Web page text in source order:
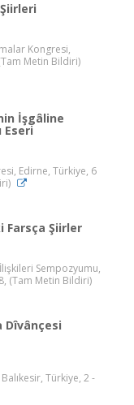
Kongresi,
Metin Bildiri)
İşgâline
Eseri
Edirne, Türkiye, 6
Farsça Şiirler
Sempozyumu,
(Tam Metin Bildiri)
Dîvânçesi
Türkiye, 2 -